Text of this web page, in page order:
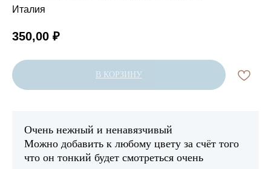
Италия
350,00 ₽
В КОРЗИНУ
Очень нежный и ненавязчивый
Можно добавить к любому цвету за счёт того
что он тонкий будет смотреться очень